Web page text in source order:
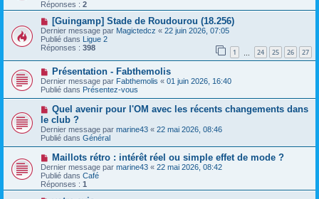
s
s
a
g
e
v
e
a
u
m
e
s
s
a
g
e
Réponses : 2
N
o
u
v
e
a
m
e
s
s
a
g
e
[Guingamp] Stade de Roudourou (18.256)
Dernier message par Magictedcz « 22 juin 2026, 07:05
Publié dans Ligue 2
Réponses : 398 1 24 25 26 27
N
o
u
v
a
u
m
e
s
s
a
g
e
Présentation - Fabthemolis
Dernier message par Fabthemolis « 01 juin 2026, 16:40
Publié dans Présentez-vous
N
u
v
e
a
m
e
s
s
Quel avenir pour l'OM avec les récents changements dans
le club ?
Dernier message par marine43 « 22 mai 2026, 08:46
Publié dans Général
N
o
u
v
e
Maillots rétro : intérêt réel ou simple effet de mode ?
Dernier message par marine43 « 22 mai 2026, 08:42
Publié dans Café
Réponses : 1